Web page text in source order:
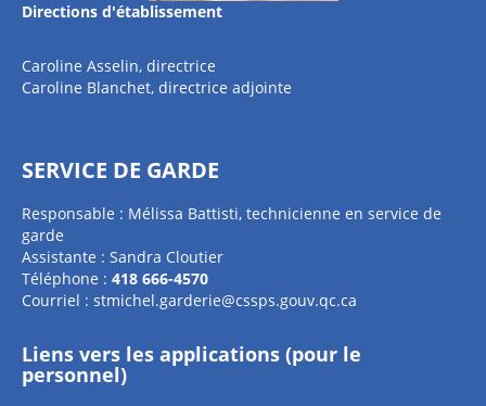
Directions d'établissement
Caroline Asselin, directrice
Caroline Blanchet, directrice adjointe
SERVICE DE GARDE
Responsable : Mélissa Battisti, technicienne en service de
garde
Assistante : Sandra Cloutier
Téléphone : 418 666-4570
Courriel : stmichel.garderie@cssps.gouv.qc.ca
Liens vers les applications (pour le
personnel)